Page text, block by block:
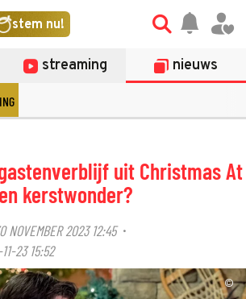
stem nu!
streaming nieuws
uit Christmas At
kerstwonder?
NOVEMBER 2023 12:45·
23 15:52
©